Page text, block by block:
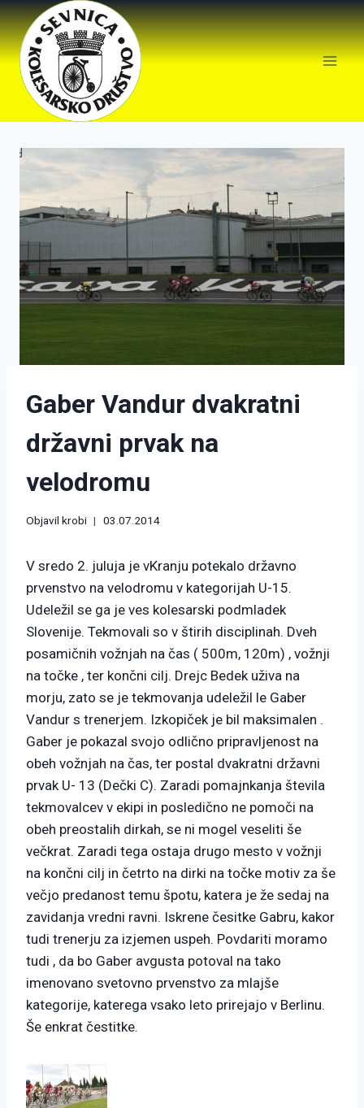
Gaber Vandur dvakratni
državni prvak na
velodromu
Objavil krobi 03.07.2014
V sredo 2. juluja je vKranju potekalo državno
prvenstvo na velodromu v kategorijah U-15.
Udeležil se ga je ves kolesarski podmladek
Slovenije. Tekmovali so v štirih disciplinah. Dveh
posamičnih vožnjah na čas ( 500m, 120m) , vožnji
na točke , ter končni cilj. Drejc Bedek uživa na
morju, zato se je tekmovanja udeležil le Gaber
Vandur s trenerjem. Izkopiček je bil maksimalen .
Gaber je pokazal svojo odlično pripravljenost na
obeh vožnjah na čas, ter postal dvakratni državni
prvak U- 13 (Dečki C). Zaradi pomajnkanja števila
tekmovalcev v ekipi in posledično ne pomoči na
obeh preostalih dirkah, se ni mogel veseliti še
večkrat. Zaradi tega ostaja drugo mesto v vožnji
na končni cilj in četrto na dirki na točke motiv za še
večjo predanost temu špotu, katera je že sedaj na
zavidanja vredni ravni. Iskrene česitke Gabru, kakor
tudi trenerju za izjemen uspeh. Povdariti moramo
tudi , da bo Gaber avgusta potoval na tako
imenovano svetovno prvenstvo za mlajše
kategorije, katerega vsako leto prirejajo v Berlinu.
Še enkrat čestitke.